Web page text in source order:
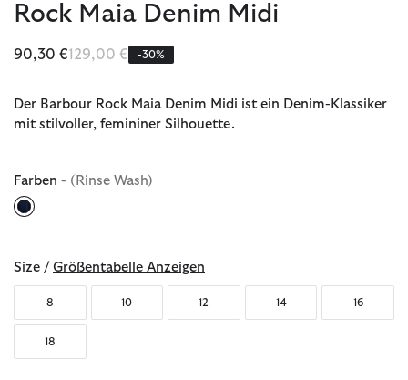
Rock Maia Denim Midi
90,30 €Reduziert von
129,00 €bis-30%
Der Barbour Rock Maia Denim Midi ist ein Denim-Klassiker
mit stilvoller, femininer Silhouette.
Farben - (Rinse Wash)
Size / Größentabelle Anzeigen
8 10 12 14 16
18